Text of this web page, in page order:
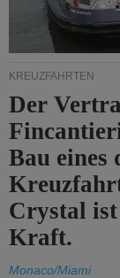
KREUZFAHRTEN
Der
Bau eines
Crystal
Kraft.
Monaco/Miami